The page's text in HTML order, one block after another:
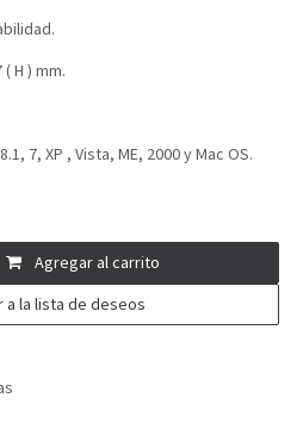
( H ) mm.
7, XP , Vista, ME, 2000 y Mac OS.
Agregar al carrito
a la lista de deseos